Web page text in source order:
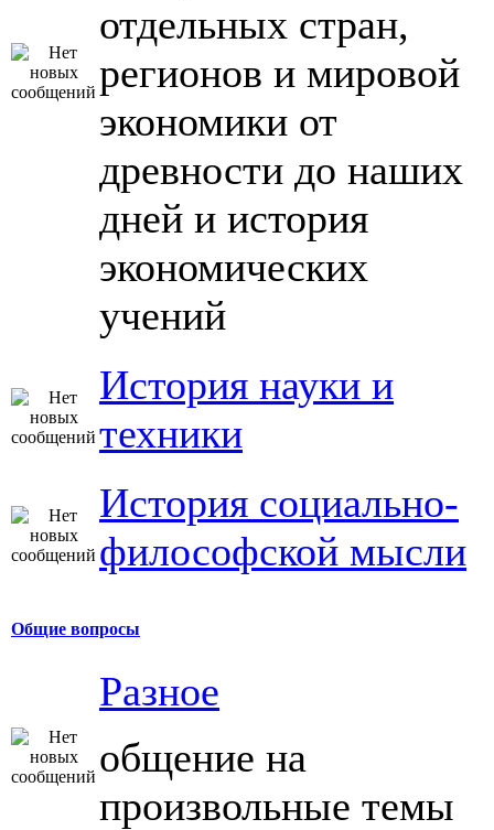
отдельных стран,
регионов и мировой
экономики от
древности до наших
дней и история
экономических
учений
История науки и
техники
История социально-
философской мысли
Общие вопросы
Разное
общение на
произвольные темы